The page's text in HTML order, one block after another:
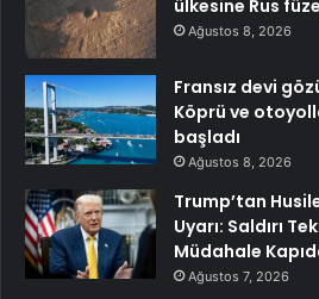
ülkesine Rus
Ağustos 8, 2026
Fransız devi
Köprü ve
başladı
Ağustos 8, 2026
Trump’tan
Uyarı: Saldırı
Müdahale
Ağustos 7, 2026